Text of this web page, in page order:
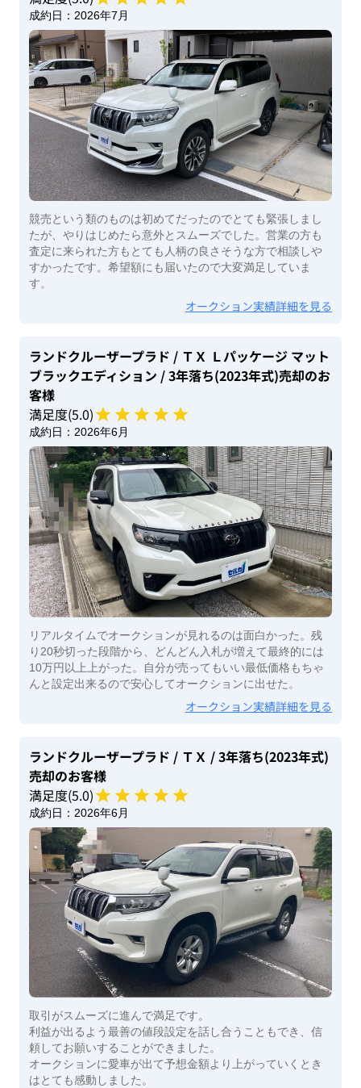
成約日： 2026年7月
競売という類のものは初めてだったのでとても緊張しまし
たが、やりはじめたら意外とスムーズでした。営業の方も
査定に来られた方もとても人柄の良さそうな方で相談しや
すかったです。希望額にも届いたので大変満足していま
す。
オークション実績詳細を見る
ランドクルーザープラド / ＴＸ Ｌパッケージ マット
ブラックエディション / 3年落ち(2023年式)売却のお
客様
満足度(5.0)
成約日： 2026年6月
リアルタイムでオークションが見れるのは面白かった。残
り20秒切った段階から、どんどん入札が増えて最終的には
10万円以上上がった。自分が売ってもいい最低価格もちゃ
んと設定出来るので安心してオークションに出せた。
オークション実績詳細を見る
ランドクルーザープラド / ＴＸ / 3年落ち(2023年式)
売却のお客様
満足度(5.0)
成約日： 2026年6月
取引がスムーズに進んで満足です。
利益が出るよう最善の値段設定を話し合うこともでき、信
頼してお願いすることができました。
オークションに愛車が出て予想金額より上がっていくとき
はとても感動しました。